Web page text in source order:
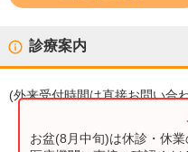
診療案内
(外来受付時間は直接お問い合
お盆(8月中旬)は休診・休